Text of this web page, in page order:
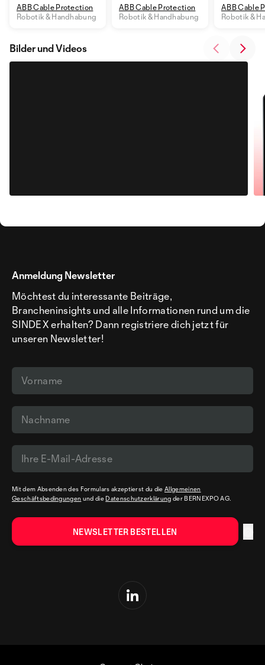
ABB Cable Protection
Robotik & Handhabung
ABB Cable Protection
Robotik & Handhabung
ABB Cable
Robotik &
Bilder und Videos
Anmeldung Newsletter
Möchtest du interessante Beiträge,
Brancheninsights und alle Informationen rund um die
SINDEX erhalten? Dann registriere dich jetzt für
unseren Newsletter!
Mit dem Absenden des Formulars akzeptierst du dieAllgemeinen
Geschäftsbedingungen und die Datenschutzerklärung der BERNEXPO AG.